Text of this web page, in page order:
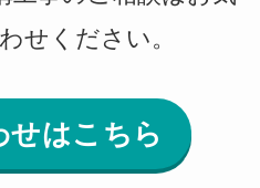
せください。
せはこちら